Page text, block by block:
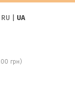
RU UA
Товарів 0 (0.00 грн)